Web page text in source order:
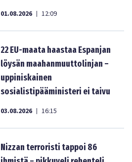
01.08.2026 | 12:09
22 EU-maata haastaa Espanjan
löysän maahanmuuttolinjan –
uppiniskainen
sosialistipääministeri ei taivu
03.08.2026 | 16:15
Nizzan terroristi tappoi 86